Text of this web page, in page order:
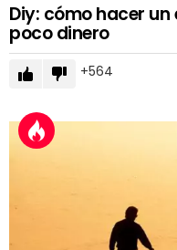
Diy: cómo hacer
poco dinero
564